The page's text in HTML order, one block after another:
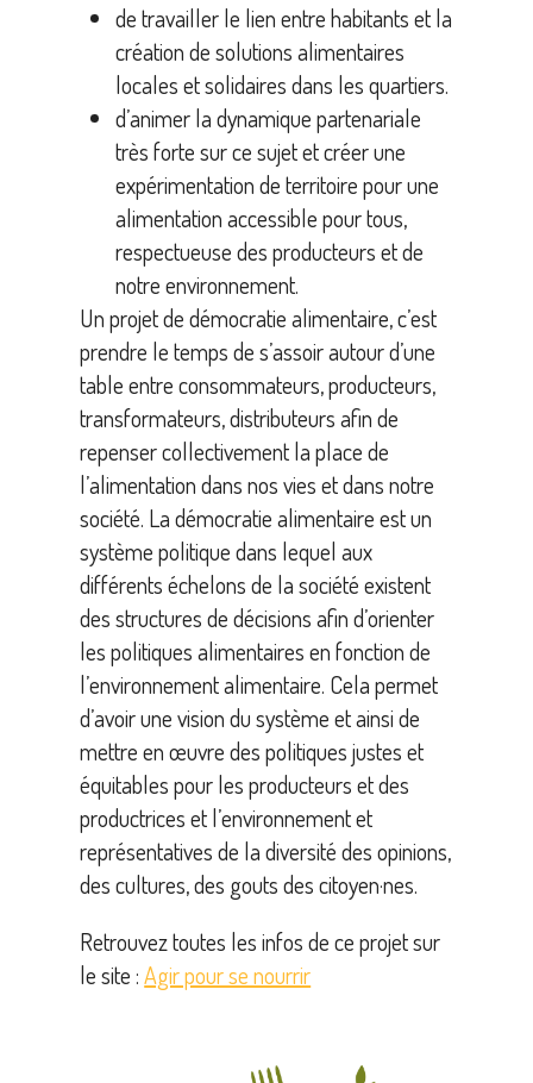
de travailler le lien entre habitants et la
création de solutions alimentaires
locales et solidaires dans les quartiers.
d’animer la dynamique partenariale
très forte sur ce sujet et créer une
expérimentation de territoire pour une
alimentation accessible pour tous,
respectueuse des producteurs et de
notre environnement.
Un projet de démocratie alimentaire, c’est
prendre le temps de s’assoir autour d’une
table entre consommateurs, producteurs,
transformateurs, distributeurs afin de
repenser collectivement la place de
l’alimentation dans nos vies et dans notre
société. La démocratie alimentaire est un
système politique dans lequel aux
différents échelons de la société existent
des structures de décisions afin d’orienter
les politiques alimentaires en fonction de
l’environnement alimentaire. Cela permet
d’avoir une vision du système et ainsi de
mettre en œuvre des politiques justes et
équitables pour les producteurs et des
productrices et l’environnement et
représentatives de la diversité des opinions,
des cultures, des gouts des citoyen·nes.
Retrouvez toutes les infos de ce projet sur
le site :Agir pour se nourrir